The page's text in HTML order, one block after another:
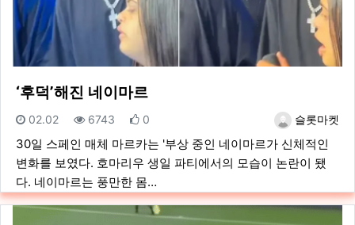
‘후덕’해진 네이마르
등록자슬롯마켓
등록일
02.02 조회
6743 추천
0
30일 스페인 매체 마르카는 '부상 중인 네이마르가 신체적인
변화를 보였다. 호마리우 생일 파티에서의 모습이 논란이 됐
다. 네이마르는 풍만한 몸…